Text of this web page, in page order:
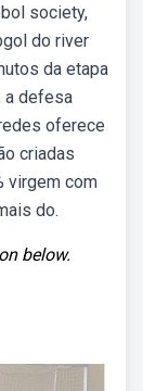
society,
do river
da etapa
a defesa
oferece
criadas
virgem com
do.
below.